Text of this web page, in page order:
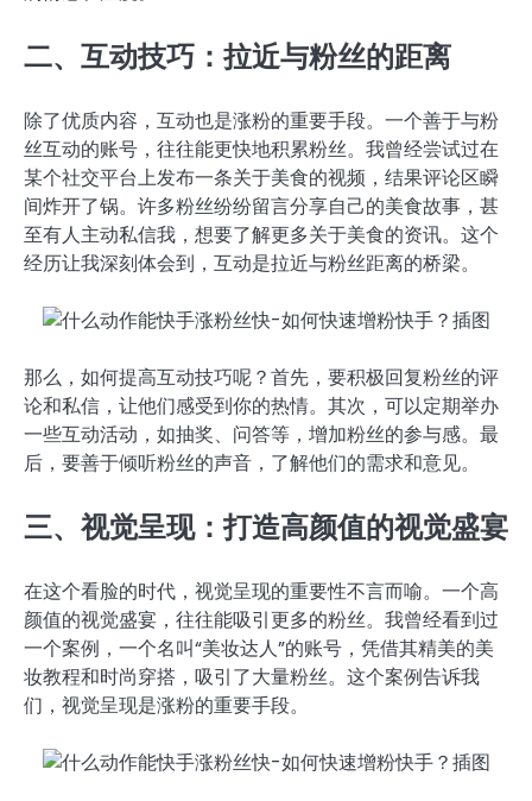
二、互动技巧：拉近与粉丝的距离
除了优质内容，互动也是涨粉的重要手段。一个善于与粉
丝互动的账号，往往能更快地积累粉丝。我曾经尝试过在
某个社交平台上发布一条关于美食的视频，结果评论区瞬
间炸开了锅。许多粉丝纷纷留言分享自己的美食故事，甚
至有人主动私信我，想要了解更多关于美食的资讯。这个
经历让我深刻体会到，互动是拉近与粉丝距离的桥梁。
那么，如何提高互动技巧呢？首先，要积极回复粉丝的评
论和私信，让他们感受到你的热情。其次，可以定期举办
一些互动活动，如抽奖、问答等，增加粉丝的参与感。最
后，要善于倾听粉丝的声音，了解他们的需求和意见。
三、视觉呈现：打造高颜值的视觉盛宴
在这个看脸的时代，视觉呈现的重要性不言而喻。一个高
颜值的视觉盛宴，往往能吸引更多的粉丝。我曾经看到过
一个案例，一个名叫“美妆达人”的账号，凭借其精美的美
妆教程和时尚穿搭，吸引了大量粉丝。这个案例告诉我
们，视觉呈现是涨粉的重要手段。